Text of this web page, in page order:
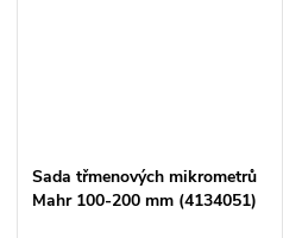
Sada třmenových mikrometrů
Mahr 100-200 mm (4134051)